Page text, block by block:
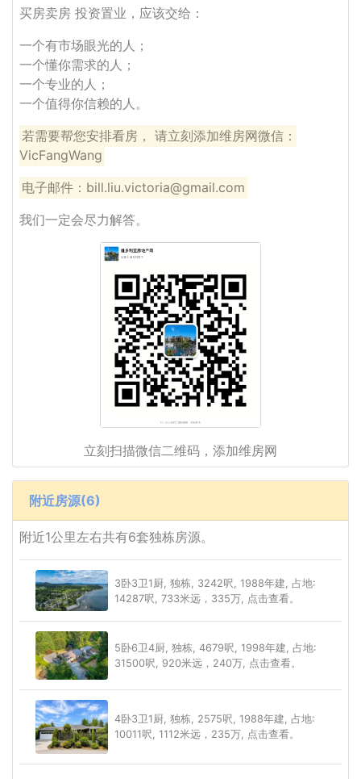
买房卖房 投资置业，应该交给：
一个有市场眼光的人；
一个懂你需求的人；
一个专业的人；
一个值得你信赖的人。
若需要帮您安排看房， 请立刻添加维房网微信：
VicFangWang
电子邮件：bill.liu.victoria@gmail.com
我们一定会尽力解答。
立刻扫描微信二维码，添加维房网
附近房源(6)
附近1公里左右共有6套独栋房源。
3卧3卫1厨, 独栋, 3242呎, 1988年建, 占地:
14287呎, 733米远，335万, 点击查看。
5卧6卫4厨, 独栋, 4679呎, 1998年建, 占地:
31500呎, 920米远，240万, 点击查看。
4卧3卫1厨, 独栋, 2575呎, 1988年建, 占地:
10011呎, 1112米远，235万, 点击查看。